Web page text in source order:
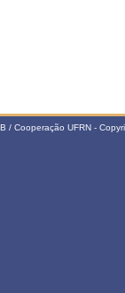
/ Cooperação UFRN -